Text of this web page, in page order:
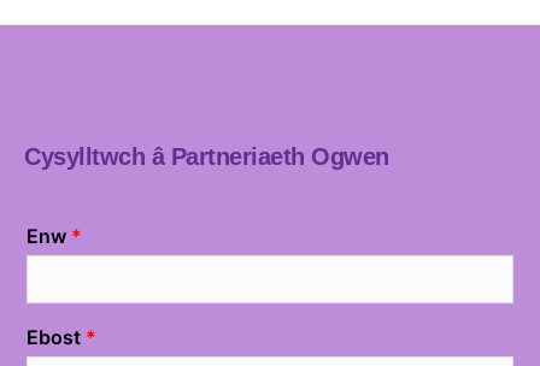
Cysylltwch â Partneriaeth Ogwen